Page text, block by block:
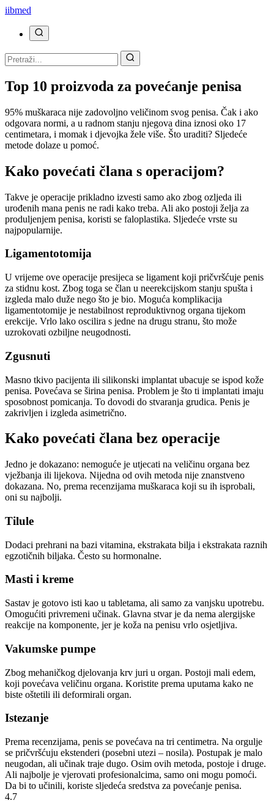
iibmed
Top 10 proizvoda za povećanje penisa
95% muškaraca nije zadovoljno veličinom svog penisa. Čak i ako
odgovara normi, a u radnom stanju njegova dina iznosi oko 17
centimetara, i momak i djevojka žele više. Što uraditi? Sljedeće
metode dolaze u pomoć.
Kako povećati člana s operacijom?
Takve je operacije prikladno izvesti samo ako zbog ozljeda ili
urođenih mana penis ne radi kako treba. Ali ako postoji želja za
produljenjem penisa, koristi se faloplastika. Sljedeće vrste su
najpopularnije.
Ligamentotomija
U vrijeme ove operacije presijeca se ligament koji pričvršćuje penis
za stidnu kost. Zbog toga se član u neerekcijskom stanju spušta i
izgleda malo duže nego što je bio. Moguća komplikacija
ligamentotomije je nestabilnost reproduktivnog organa tijekom
erekcije. Vrlo lako oscilira s jedne na drugu stranu, što može
uzrokovati ozbiljne neugodnosti.
Zgusnuti
Masno tkivo pacijenta ili silikonski implantat ubacuje se ispod kože
penisa. Povećava se širina penisa. Problem je što ti implantati imaju
sposobnost pomicanja. To dovodi do stvaranja grudica. Penis je
zakrivljen i izgleda asimetrično.
Kako povećati člana bez operacije
Jedno je dokazano: nemoguće je utjecati na veličinu organa bez
vježbanja ili lijekova. Nijedna od ovih metoda nije znanstveno
dokazana. No, prema recenzijama muškaraca koji su ih isprobali,
oni su najbolji.
Tilule
Dodaci prehrani na bazi vitamina, ekstrakata bilja i ekstrakata raznih
egzotičnih biljaka. Često su hormonalne.
Masti i kreme
Sastav je gotovo isti kao u tabletama, ali samo za vanjsku upotrebu.
Omogućiti privremeni učinak. Glavna stvar je da nema alergijske
reakcije na komponente, jer je koža na penisu vrlo osjetljiva.
Vakumske pumpe
Zbog mehaničkog djelovanja krv juri u organ. Postoji mali edem,
koji povećava veličinu organa. Koristite prema uputama kako ne
biste oštetili ili deformirali organ.
Istezanje
Prema recenzijama, penis se povećava na tri centimetra. Na orgulje
se pričvršćuju ekstenderi (posebni utezi – nosila). Postupak je malo
neugodan, ali učinak traje dugo. Osim ovih metoda, postoje i druge.
Ali najbolje je vjerovati profesionalcima, samo oni mogu pomoći.
Da bi to učinili, koriste sljedeća sredstva za povećanje penisa.
4.7